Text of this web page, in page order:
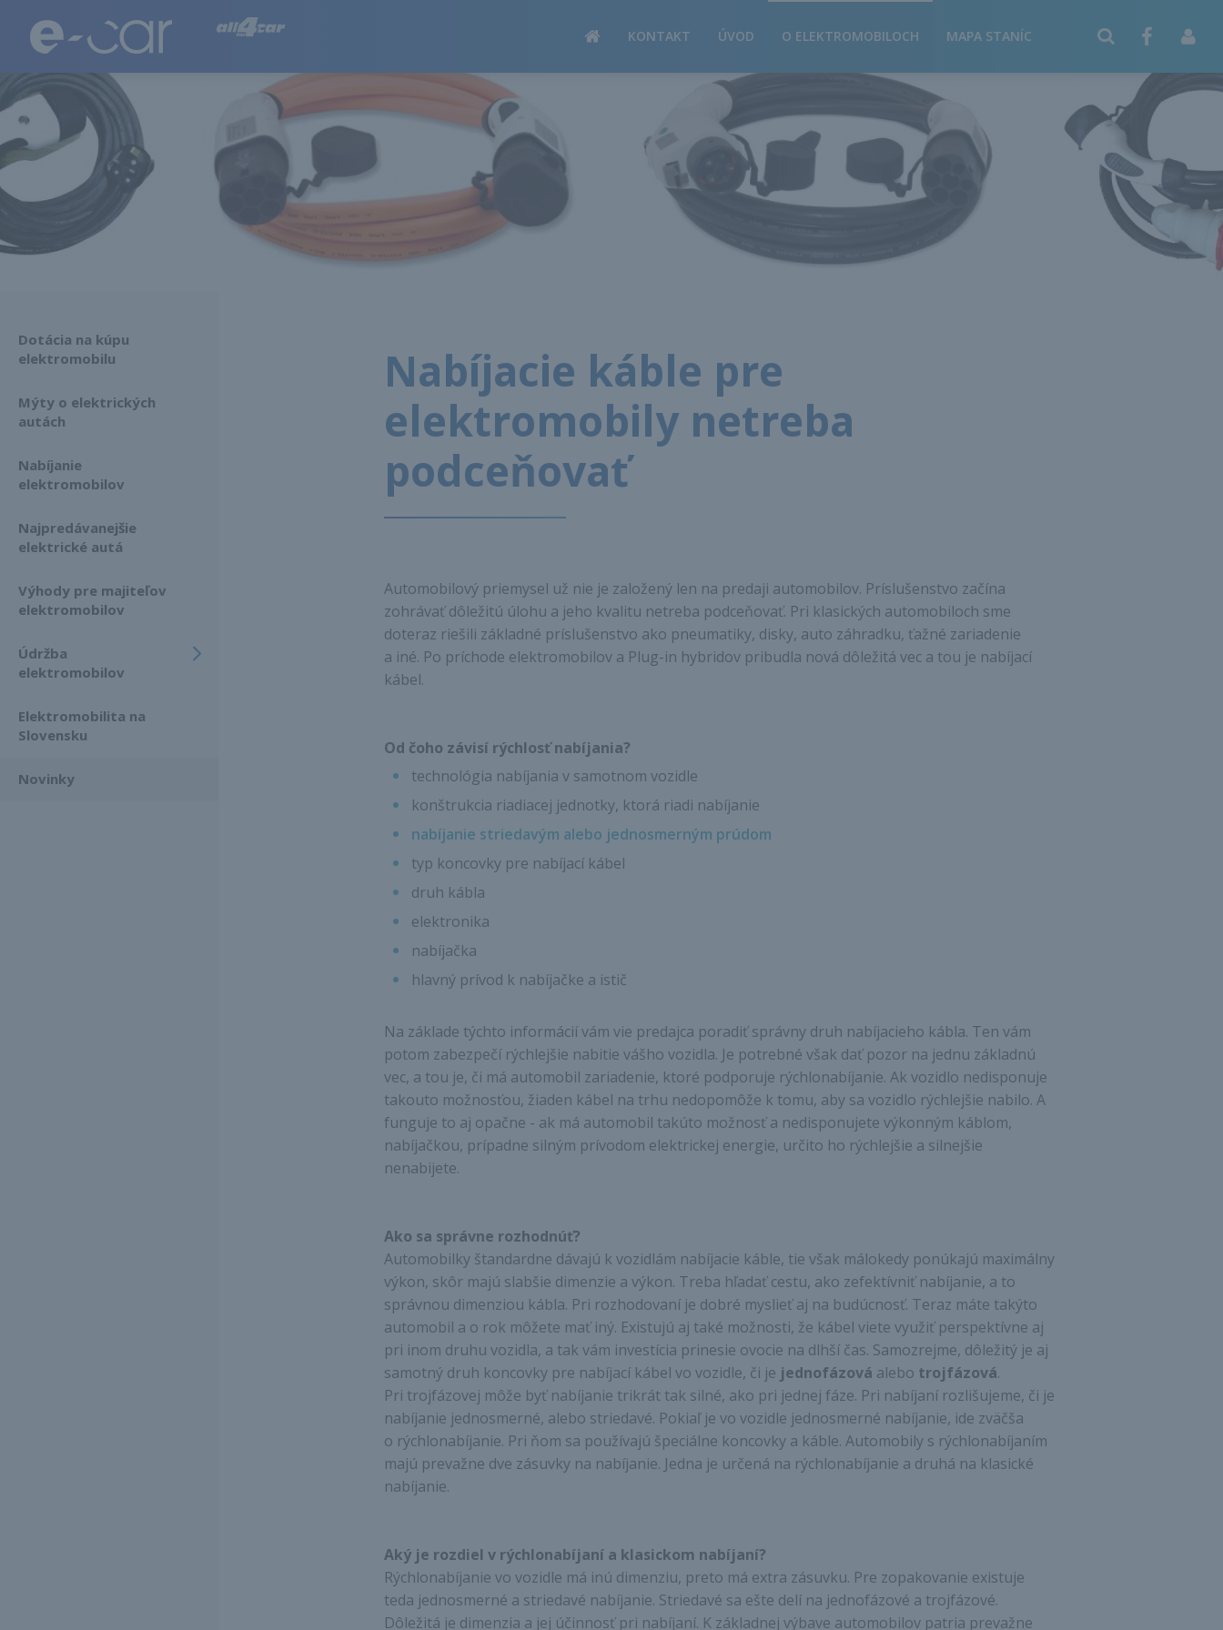
Všetko o elektrických autách
PRODUKTYKONTAKT ÚVOD O ELEKTROMOBILOCH MAPA STANÍC
Dotácia na kúpu
elektromobilu
Mýty o elektrických
autách
Nabíjanie
elektromobilov
Najpredávanejšie
elektrické autá
Výhody pre majiteľov
elektromobilov
Údržba
elektromobilov
Elektromobilita na
Slovensku
Novinky
Nabíjacie káble pre
elektromobily netreba
podceňovať
Automobilový priemysel už nie je založený len na predaji automobilov. Príslušenstvo začína
zohrávať dôležitú úlohu a jeho kvalitu netreba podceňovať. Pri klasických automobiloch sme
doteraz riešili základné príslušenstvo ako pneumatiky, disky, auto záhradku, ťažné zariadenie
a iné. Po príchode elektromobilov a Plug-in hybridov pribudla nová dôležitá vec a tou je nabíjací
kábel.
Od čoho závisí rýchlosť nabíjania?
technológia nabíjania v samotnom vozidle
konštrukcia riadiacej jednotky, ktorá riadi nabíjanie
nabíjanie striedavým alebo jednosmerným prúdom
typ koncovky pre nabíjací kábel
druh kábla
elektronika
nabíjačka
hlavný prívod k nabíjačke a istič
Na základe týchto informácií vám vie predajca poradiť správny druh nabíjacieho kábla. Ten vám
potom zabezpečí rýchlejšie nabitie vášho vozidla. Je potrebné však dať pozor na jednu základnú
vec, a tou je, či má automobil zariadenie, ktoré podporuje rýchlonabíjanie. Ak vozidlo nedisponuje
takouto možnosťou, žiaden kábel na trhu nedopomôže k tomu, aby sa vozidlo rýchlejšie nabilo. A
funguje to aj opačne - ak má automobil takúto možnosť a nedisponujete výkonným káblom,
nabíjačkou, prípadne silným prívodom elektrickej energie, určito ho rýchlejšie a silnejšie
nenabijete.
Ako sa správne rozhodnúť?
Automobilky štandardne dávajú k vozidlám nabíjacie káble, tie však málokedy ponúkajú maximálny
výkon, skôr majú slabšie dimenzie a výkon. Treba hľadať cestu, ako zefektívniť nabíjanie, a to
správnou dimenziou kábla. Pri rozhodovaní je dobré myslieť aj na budúcnosť. Teraz máte takýto
automobil a o rok môžete mať iný. Existujú aj také možnosti, že kábel viete využiť perspektívne aj
pri inom druhu vozidla, a tak vám investícia prinesie ovocie na dlhší čas. Samozrejme, dôležitý je aj
samotný druh koncovky pre nabíjací kábel vo vozidle, či je jednofázová alebo trojfázová.
Pri trojfázovej môže byť nabíjanie trikrát tak silné, ako pri jednej fáze. Pri nabíjaní rozlišujeme, či je
nabíjanie jednosmerné, alebo striedavé. Pokiaľ je vo vozidle jednosmerné nabíjanie, ide zväčša
o rýchlonabíjanie. Pri ňom sa používajú špeciálne koncovky a káble. Automobily s rýchlonabíjaním
majú prevažne dve zásuvky na nabíjanie. Jedna je určená na rýchlonabíjanie a druhá na klasické
nabíjanie.
Aký je rozdiel v rýchlonabíjaní a klasickom nabíjaní?
Rýchlonabíjanie vo vozidle má inú dimenziu, preto má extra zásuvku. Pre zopakovanie existuje
teda jednosmerné a striedavé nabíjanie. Striedavé sa ešte delí na jednofázové a trojfázové.
Dôležitá je dimenzia a jej účinnosť pri nabíjaní. K základnej výbave automobilov patria prevažne